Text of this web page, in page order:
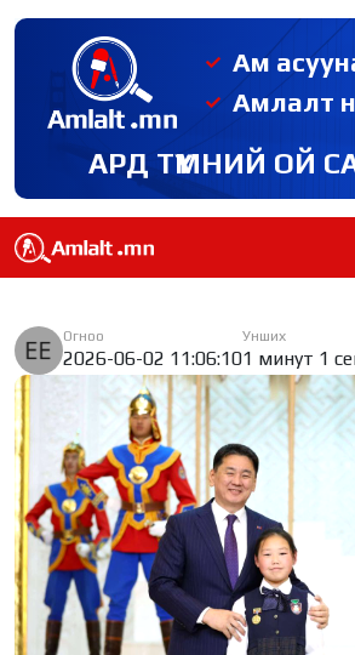
Ам
Амлалт
АРД ТҮМНИЙ ОЙ
Огноо
2026-06-02 11:06:10
Унших
1 минут 1